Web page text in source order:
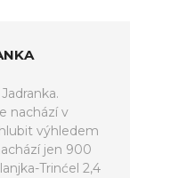
nachází v
výhledem
jen 900
Trinćel 2,4